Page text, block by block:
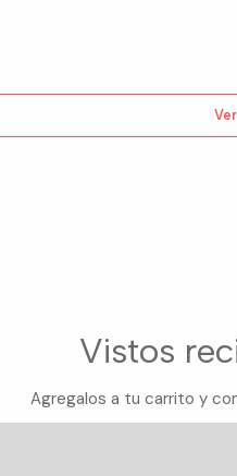
Vistos
Agregalos a tu carrito y